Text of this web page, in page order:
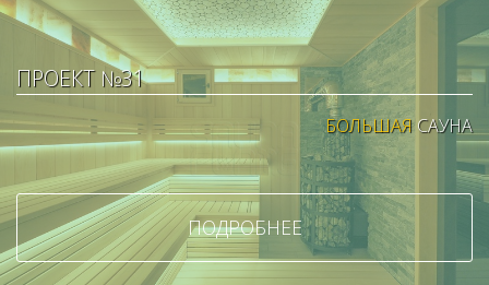
ПРОЕКТ №31
БОЛЬШАЯСАУНА
ПОДРОБНЕЕ